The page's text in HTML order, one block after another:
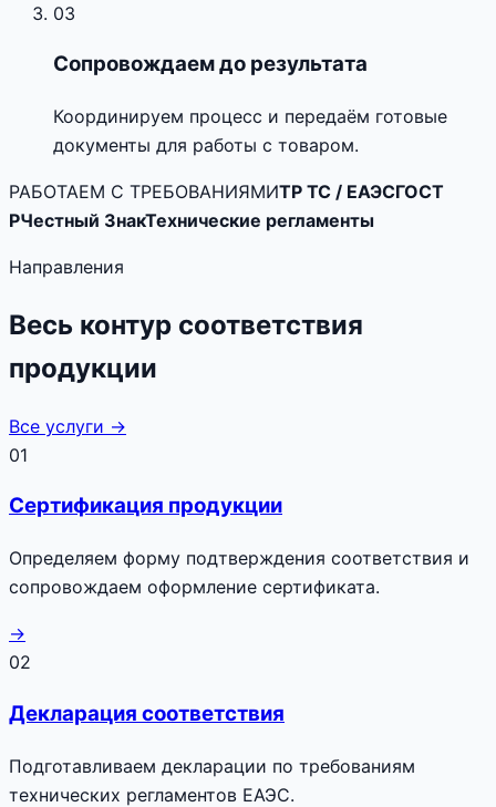
03
Сопровождаем до результата
Координируем процесс и передаём готовые
документы для работы с товаром.
РАБОТАЕМ С ТРЕБОВАНИЯМИТР ТС / ЕАЭСГОСТ
РЧестный ЗнакТехнические регламенты
Направления
Весь контур соответствия
продукции
Все услуги →
01
Сертификация продукции
Определяем форму подтверждения соответствия и
сопровождаем оформление сертификата.
→
02
Декларация соответствия
Подготавливаем декларации по требованиям
технических регламентов ЕАЭС.